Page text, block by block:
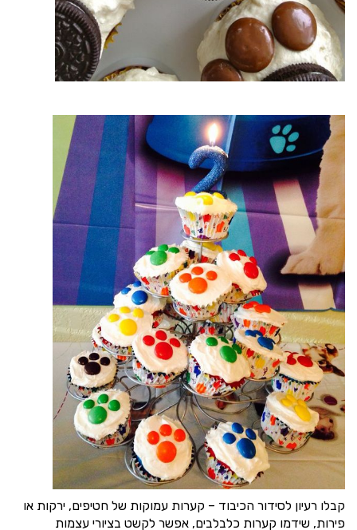
קבלו רעיון לסידור הכיבוד – קערות עמוקות של חטיפים, ירקות או
פירות, שידמו קערות כלבלבים, אפשר לקשט בציורי עצמות